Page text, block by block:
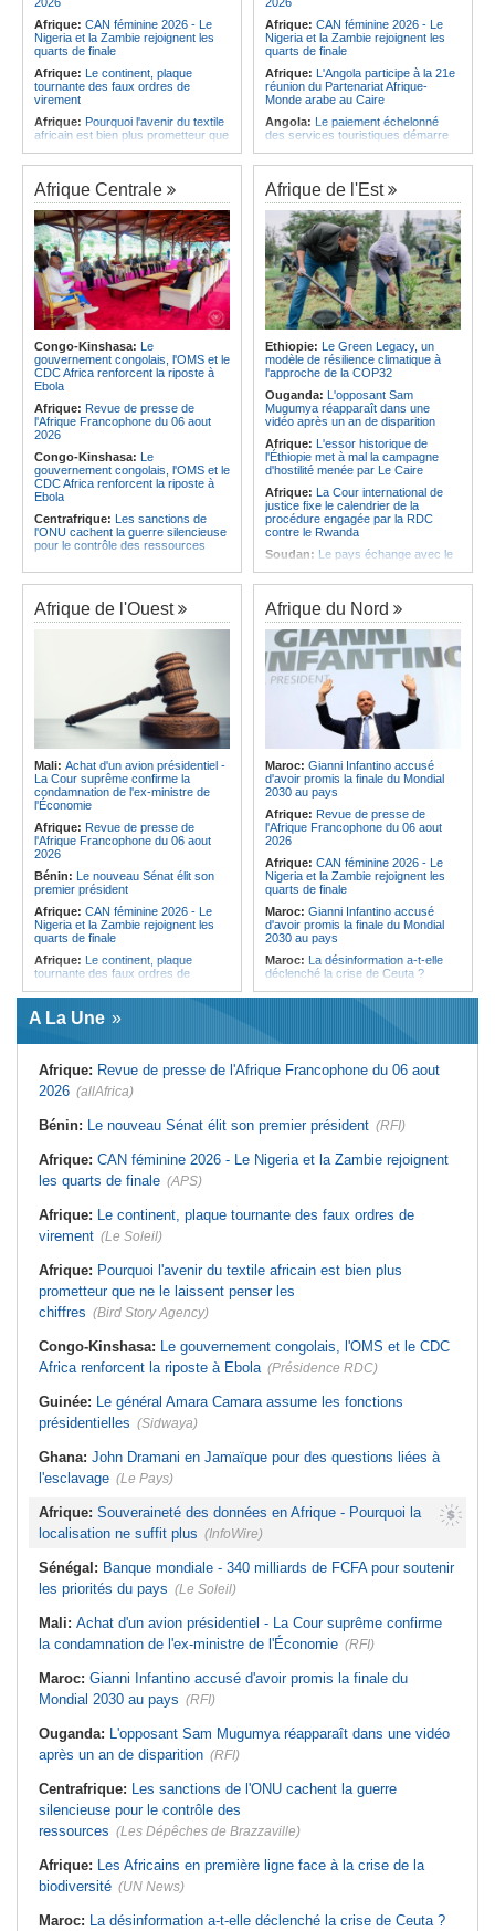
Afrique: CAN féminine 2026 - Le
Nigeria et la Zambie rejoignent les
quarts de finale
Afrique: Le continent, plaque
tournante des faux ordres de
virement
Afrique: Pourquoi l'avenir du textile
africain est bien plus prometteur que
Afrique:Les Africains en première
ligne face à la crise de la biodiversité
Afrique:L'essor historique de
l'Éthiopie met à mal la campagne
d'hostilité menée par Le Caire
Afrique:La Cour international de
justice fixe le calendrier de la
procédure engagée par la RDC
contre le Rwanda
Afrique:Visite du Président de la
République et de la Première Dame
à Yamoussoukro
Afrique:Le Forum de
l'entrepreneuriat de Sept Afrique se
veut une plateforme de mobilisation
des investissements
Afrique: CAN féminine 2026 - Le
Nigeria et la Zambie rejoignent les
quarts de finale
Afrique: L'Angola participe à la 21e
réunion du Partenariat Afrique-
Monde arabe au Caire
Angola: Le paiement échelonné
des services touristiques démarre
Angola:Jiu-jitsu - Le pays
décroche une troisième médaille à
Abou Dabi
Afrique:Ju-Jitsu - La délégation
angolaise reçue par l'ambassadeur
d'Angola aux Émirats arabes unis
Angola:Une expédition automobile
favorise le tourisme à Humpata
Angola:La WAS-AC souhaite
collaborer avec le pays pour
stimuler l'aquaculture
Afrique:Un groupe parlementaire
se penche sur le rôle des femmes
dans l'interaction avec les
communautés
Afrique Centrale
Congo-Kinshasa: Le
gouvernement congolais, l'OMS et le
CDC Africa renforcent la riposte à
Ebola
Afrique: Revue de presse de
l'Afrique Francophone du 06 aout
2026
Congo-Kinshasa: Le
gouvernement congolais, l'OMS et le
CDC Africa renforcent la riposte à
Ebola
Centrafrique: Les sanctions de
l'ONU cachent la guerre silencieuse
pour le contrôle des ressources
Afrique:La Cour international de
justice fixe le calendrier de la
Visite du Président de la
République et de la Première Dame
à Yamoussoukro
Afrique:L'Angola participe à la 21e
réunion du Partenariat Afrique-
Monde arabe au Caire
Congo-Kinshasa:Ebola - Contre le
variant Bundibugyo, plusieurs
essais lancés mais aucun traitement
Cameroun:Plusieurs
ressortissants expulsés des États-
pays
Afrique de l'Est
Ethiopie: Le Green Legacy, un
modèle de résilience climatique à
l'approche de la COP32
Ouganda: L'opposant Sam
Mugumya réapparaît dans une
vidéo après un an de disparition
Afrique: L'essor historique de
l'Éthiopie met à mal la campagne
d'hostilité menée par Le Caire
Afrique: La Cour international de
justice fixe le calendrier de la
procédure engagée par la RDC
contre le Rwanda
Soudan: Le pays échange avec le
Afrique:L'Éthiopie accueillera la
76e session du Comité régional de
l'OMS pour le continent
Kenya:Une nouvelle récolte
d'espoir - Le coton Bt relance la
filière cotonnière à Lamu
Madagascar:
RN4 - Des portions
restent critiques
Madagascar:Antaninandro- Un
récidiviste armé se présente comme
policier
Madagascar:
transforme Mahajanga en aire de
fête
Afrique de l'Ouest
Mali: Achat d'un avion présidentiel -
La Cour suprême confirme la
condamnation de l'ex-ministre de
l'Économie
Afrique: Revue de presse de
l'Afrique Francophone du 06 aout
2026
Bénin: Le nouveau Sénat élit son
premier président
Afrique: CAN féminine 2026 - Le
Nigeria et la Zambie rejoignent les
quarts de finale
Afrique: Le continent, plaque
tournante des faux ordres de
Guinée:
assume les fonctions présidentielles
Ghana:John Dramani en Jamaïque
l'esclavage
Sénégal:Banque mondiale - 340
priorités du pays
La Cour suprême confirme la
condamnation de l'ex-ministre de
l'Économie
France la restitution du crâne de
Bokar Biro et de trois de ses
proches
Afrique du Nord
Maroc: Gianni Infantino accusé
d'avoir promis la finale du Mondial
2030 au pays
Afrique: Revue de presse de
l'Afrique Francophone du 06 aout
2026
Afrique: CAN féminine 2026 - Le
Nigeria et la Zambie rejoignent les
quarts de finale
Maroc: Gianni Infantino accusé
d'avoir promis la finale du Mondial
2030 au pays
Maroc: La désinformation a-t-elle
déclenché la crise de Ceuta ?
Afrique:L'essor historique de
Algérie:France - L'affaire Mehdi
policière contre le narcotrafic
Monde arabe au Caire
2026 - Le continent, entre ouverture
commerciale et défiance migratoire
A La Une
Afrique: Revue de presse de l'Afrique Francophone du 06 aout
2026 (allAfrica)
Bénin: Le nouveau Sénat élit son premier président (RFI)
Afrique: CAN féminine 2026 - Le Nigeria et la Zambie rejoignent
les quarts de finale (APS)
Afrique: Le continent, plaque tournante des faux ordres de
virement (Le Soleil)
Afrique: Pourquoi l'avenir du textile africain est bien plus
prometteur que ne le laissent penser les
chiffres (Bird Story Agency)
Congo-Kinshasa: Le gouvernement congolais, l'OMS et le CDC
Africa renforcent la riposte à Ebola (Présidence RDC)
Guinée: Le général Amara Camara assume les fonctions
présidentielles (Sidwaya)
Ghana: John Dramani en Jamaïque pour des questions liées à
l'esclavage (Le Pays)
Afrique: Souveraineté des données en Afrique - Pourquoi la
localisation ne suffit plus (InfoWire)
Sénégal: Banque mondiale - 340 milliards de FCFA pour soutenir
les priorités du pays (Le Soleil)
Mali: Achat d'un avion présidentiel - La Cour suprême confirme
la condamnation de l'ex-ministre de l'Économie (RFI)
Maroc: Gianni Infantino accusé d'avoir promis la finale du
Mondial 2030 au pays (RFI)
Ouganda: L'opposant Sam Mugumya réapparaît dans une vidéo
après un an de disparition (RFI)
Centrafrique: Les sanctions de l'ONU cachent la guerre
silencieuse pour le contrôle des
ressources (Les Dépêches de Brazzaville)
Afrique: Les Africains en première ligne face à la crise de la
biodiversité (UN News)
Maroc: La désinformation a-t-elle déclenché la crise de Ceuta ?